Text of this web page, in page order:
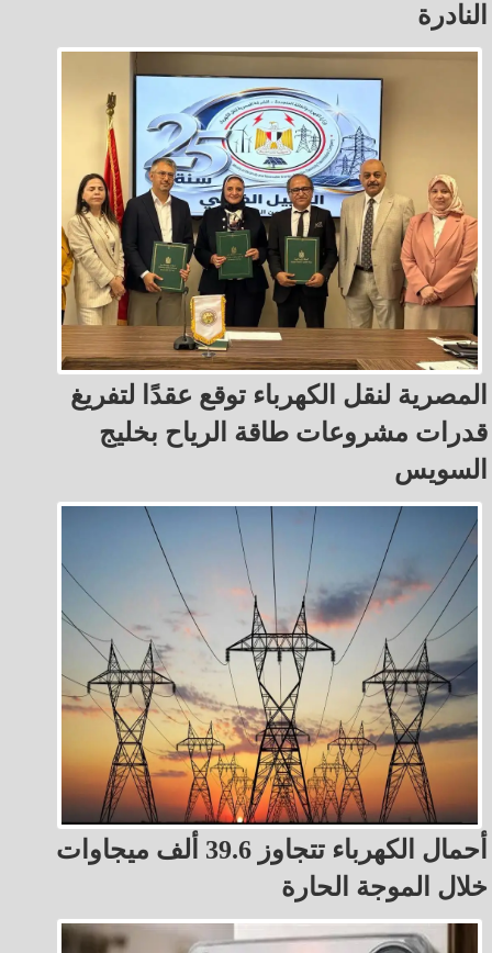
النادرة
المصرية لنقل الكهرباء توقع عقدًا لتفريغ
قدرات مشروعات طاقة الرياح بخليج
السويس
أحمال الكهرباء تتجاوز 39.6 ألف ميجاوات
خلال الموجة الحارة